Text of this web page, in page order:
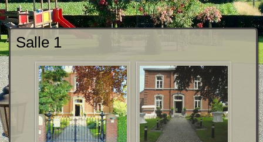
Salle 1